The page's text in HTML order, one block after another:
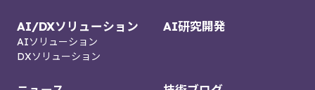
AI/DXソリューション
AIソリューション
DXソリューション
AI研究開発